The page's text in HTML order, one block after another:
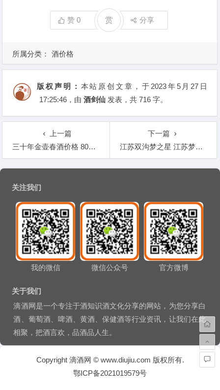
赞0 赏 分享
所属分类： 酒价格
版权声明： 本站原创文章，于2023年5月27日
17:25:46 ，由酒剑仙 发表，共 716 字。
上一篇
三十年金壶春酒价格 80年代金壶春酒多少钱
下一篇
江苏双沟梦之星 江苏梦之星酒业价格
文章导航
关注我们
我的微信 微信公众号 官方微博
关于我们
滴酒网是一个专注于酒知识酒文化分享的网站，为您分享白
酒、葡萄酒、啤酒、黄酒、保健酒等行业资讯，让我们在此
相聚，把酒言欢，品酒品人生。
Copyright 滴酒网 © www.diujiu.com 版权所有.
鄂ICP备2021019579号